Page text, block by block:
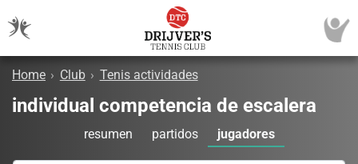
Home › Club › Tenis actividades
individual competencia de escalera
resumen partidos jugadores